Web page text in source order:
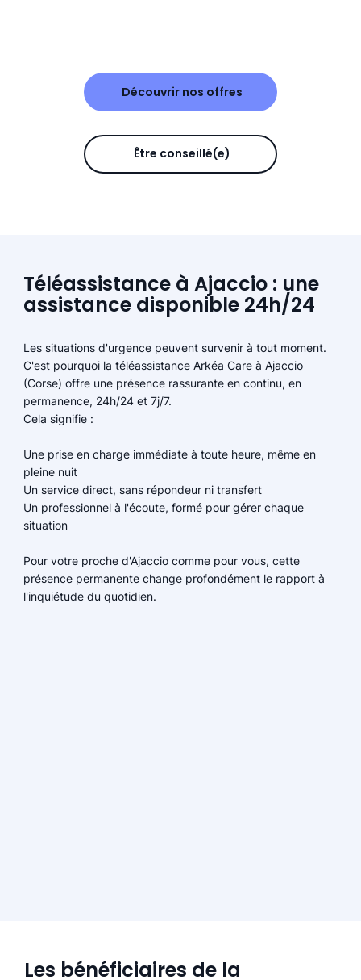
Découvrir nos offres
Être conseillé(e)
Téléassistance à Ajaccio : une
assistance disponible 24h/24
Les situations d'urgence peuvent survenir à tout moment.
C'est pourquoi la téléassistance Arkéa Care à Ajaccio
(Corse) offre une présence rassurante en continu, en
permanence, 24h/24 et 7j/7.
Cela signifie :
Une prise en charge immédiate à toute heure, même en
pleine nuit
Un service direct, sans répondeur ni transfert
Un professionnel à l'écoute, formé pour gérer chaque
situation
Pour votre proche d'Ajaccio comme pour vous, cette
présence permanente change profondément le rapport à
l'inquiétude du quotidien.
Les bénéficiaires de la